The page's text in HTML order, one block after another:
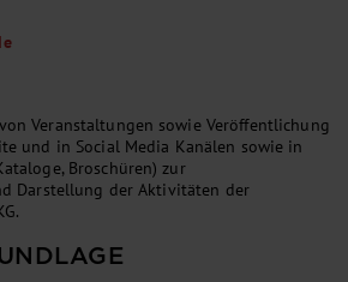
Veranstaltungen sowie Veröffentlichung
und in Social Media Kanälen sowie in
Broschüren) zur
Darstellung der Aktivitäten der